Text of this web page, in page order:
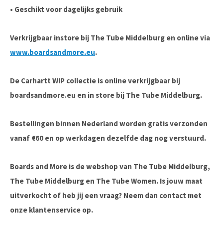
• Geschikt voor dagelijks gebruik
Verkrijgbaar instore bij The Tube Middelburg en online via
www.boardsandmore.eu.
De Carhartt WIP collectie is online verkrijgbaar bij
boardsandmore.eu en in store bij The Tube Middelburg.
Bestellingen binnen Nederland worden gratis verzonden
vanaf €60 en op werkdagen dezelfde dag nog verstuurd.
Boards and More is de webshop van The Tube Middelburg,
The Tube Middelburg en The Tube Women. Is jouw maat
uitverkocht of heb jij een vraag? Neem dan contact met
onze klantenservice op.